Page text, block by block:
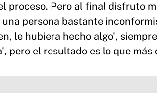
proceso. Pero al final disfruto
una persona bastante
le hubiera hecho algo',
pero el resultado es lo que más